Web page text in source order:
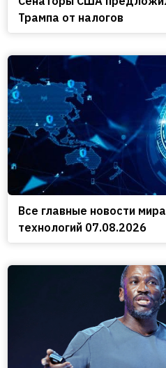
Трампа от налогов
Все главные новости
технологий 07.08.2026